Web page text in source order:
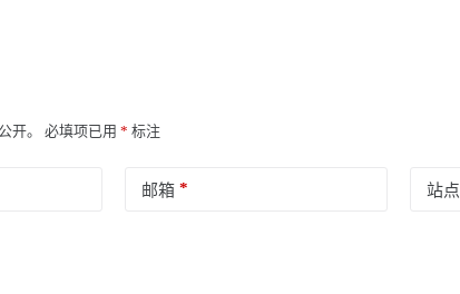
开。 必填项已用 * 标注
邮箱* 站点